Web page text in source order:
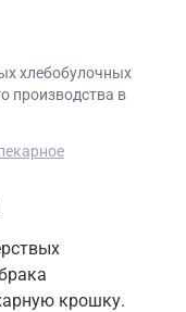
хлебобулочных
производства в
крошку.